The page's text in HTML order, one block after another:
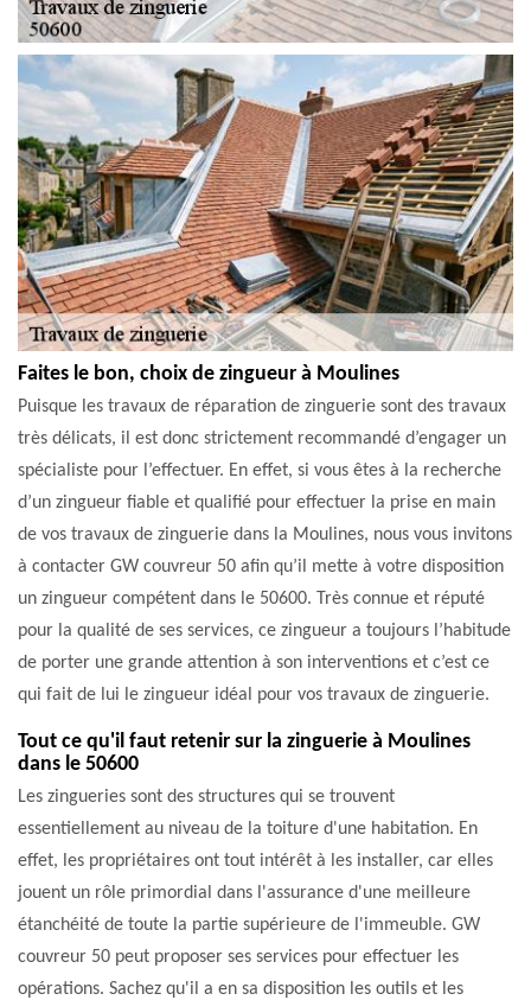
Faites le bon, choix de zingueur à Moulines
Puisque les travaux de réparation de zinguerie sont des travaux
très délicats, il est donc strictement recommandé d’engager un
spécialiste pour l’effectuer. En effet, si vous êtes à la recherche
d’un zingueur fiable et qualifié pour effectuer la prise en main
de vos travaux de zinguerie dans la Moulines, nous vous invitons
à contacter GW couvreur 50 afin qu’il mette à votre disposition
un zingueur compétent dans le 50600. Très connue et réputé
pour la qualité de ses services, ce zingueur a toujours l’habitude
de porter une grande attention à son interventions et c’est ce
qui fait de lui le zingueur idéal pour vos travaux de zinguerie.
Tout ce qu'il faut retenir sur la zinguerie à Moulines
dans le 50600
Les zingueries sont des structures qui se trouvent
essentiellement au niveau de la toiture d'une habitation. En
effet, les propriétaires ont tout intérêt à les installer, car elles
jouent un rôle primordial dans l'assurance d'une meilleure
étanchéité de toute la partie supérieure de l'immeuble. GW
couvreur 50 peut proposer ses services pour effectuer les
opérations. Sachez qu'il a en sa disposition les outils et les